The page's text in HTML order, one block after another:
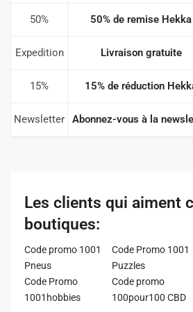
50% 50% de remise Hekka
Expedition Livraison gratuite
15% 15% de réduction
Newsletter Abonnez-vous à la
Les clients qui aiment
boutiques:
Code promo 1001
Pneus
Code Promo 1001
Puzzles
Code Promo
1001hobbies
Code promo
100pour100 CBD